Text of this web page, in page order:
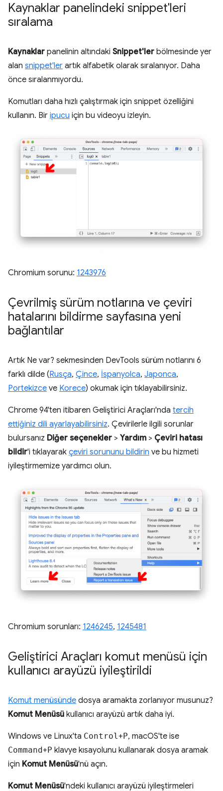
Kaynaklar panelindeki snippet'leri
sıralama
Kaynaklar panelinin altındaki Snippet'ler bölmesinde yer
alan snippet'ler artık alfabetik olarak sıralanıyor. Daha
önce sıralanmıyordu.
Komutları daha hızlı çalıştırmak için snippet özelliğini
kullanın. Bir ipucu için bu videoyu izleyin.
Chromium sorunu: 1243976
Çevrilmiş sürüm notlarına ve çeviri
hatalarını bildirme sayfasına yeni
bağlantılar
Artık Ne var? sekmesinden DevTools sürüm notlarını 6
farklı dilde (Rusça, Çince, İspanyolca, Japonca,
Portekizce ve Korece) okumak için tıklayabilirsiniz.
Chrome 94'ten itibaren Geliştirici Araçları'nda tercih
ettiğiniz dili ayarlayabilirsiniz. Çevirilerle ilgili sorunlar
bulursanız Diğer seçenekler > Yardım > Çeviri hatası
bildir'i tıklayarak çeviri sorununu bildirin ve bu hizmeti
iyileştirmemize yardımcı olun.
Chromium sorunları: 1246245, 1245481
Geliştirici Araçları komut menüsü için
kullanıcı arayüzü iyileştirildi
Komut menüsünde dosya aramakta zorlanıyor musunuz?
Komut Menüsü kullanıcı arayüzü artık daha iyi.
Windows ve Linux'ta Control +P, macOS'te ise
Command+P klavye kısayolunu kullanarak dosya aramak
için Komut Menüsü'nü açın.
Komut Menüsü'ndeki kullanıcı arayüzü iyileştirmeleri